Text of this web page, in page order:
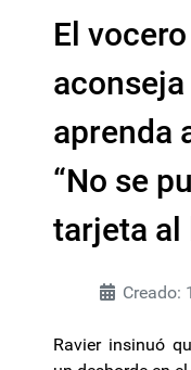
El
aprenda
“No se
tarjeta al
Creado:
Ravier insinuó